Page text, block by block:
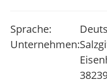
Sprache:
Unternehmen: